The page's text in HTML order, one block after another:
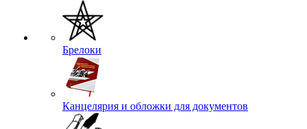
Брелоки
Канцелярия и обложки для документов